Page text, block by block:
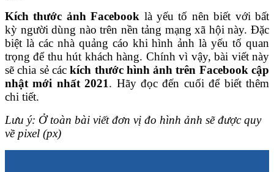
Kích thước ảnh Facebook là yếu tố nên biết với bất
kỳ người dùng nào trên nền tảng mạng xã hội này. Đặc
biệt là các nhà quảng cáo khi hình ảnh là yếu tố quan
trọng để thu hút khách hàng. Chính vì vậy, bài viết này
sẽ chia sẻ cáckích thước hình ảnh trên Facebook cập
nhật mới nhất 2021. Hãy đọc đến cuối để biết thêm
chi tiết.
Lưu ý: Ở toàn bài viết đơn vị đo hình ảnh sẽ được quy
về pixel (px)